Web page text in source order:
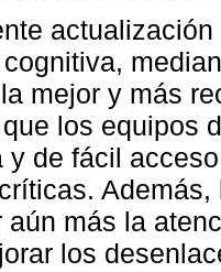
mejor y más
los equipos
y de fácil
aún más la
los